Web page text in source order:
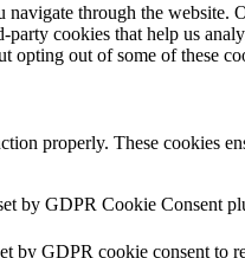
through the website.
cookies that help us
opting out of some of these
properly. These cookies
by GDPR Cookie Consent
by GDPR cookie consent to